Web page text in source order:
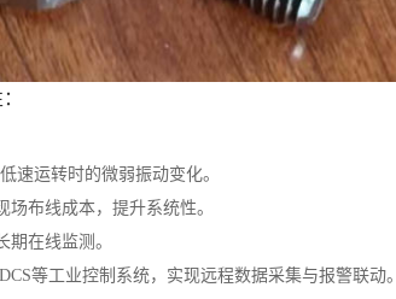
速运转时的微弱振动变化。
布线成本，提升系统性。
在线监测。
等工业控制系统，实现远程数据采集与报警联动。